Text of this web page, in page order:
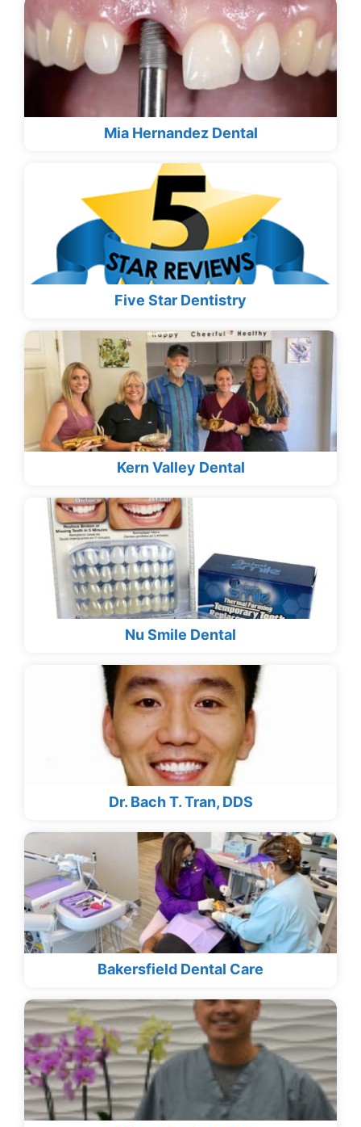
Mia Hernandez Dental
Five Star Dentistry
Kern Valley Dental
Nu Smile Dental
Dr. Bach T. Tran, DDS
Bakersfield Dental Care